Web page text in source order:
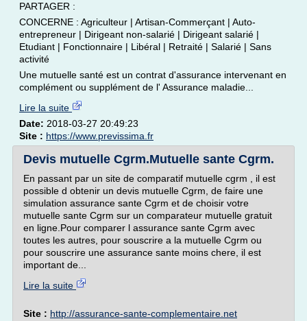
PARTAGER :
CONCERNE : Agriculteur | Artisan-Commerçant | Auto-
entrepreneur | Dirigeant non-salarié | Dirigeant salarié |
Etudiant | Fonctionnaire | Libéral | Retraité | Salarié | Sans
activité
Une mutuelle santé est un contrat d'assurance intervenant en
complément ou supplément de l' Assurance maladie...
Lire la suite
Date: 2018-03-27 20:49:23
Site : https://www.previssima.fr
Devis mutuelle Cgrm.Mutuelle sante Cgrm.
En passant par un site de comparatif mutuelle cgrm , il est
possible d obtenir un devis mutuelle Cgrm, de faire une
simulation assurance sante Cgrm et de choisir votre
mutuelle sante Cgrm sur un comparateur mutuelle gratuit
en ligne.Pour comparer l assurance sante Cgrm avec
toutes les autres, pour souscrire a la mutuelle Cgrm ou
pour souscrire une assurance sante moins chere, il est
important de...
Lire la suite
Site : http://assurance-sante-complementaire.net